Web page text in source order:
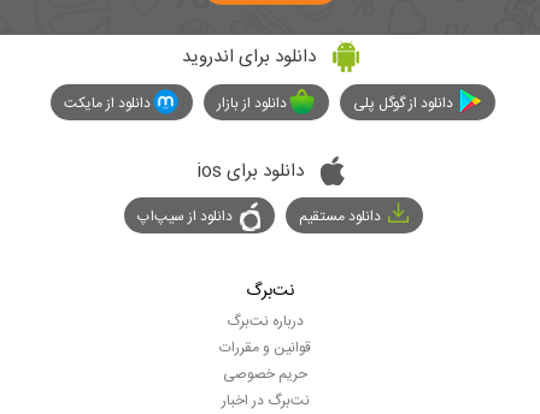
دانلود برای اندروید
دانلود از گوگل پلی دانلود از بازار دانلود از مایکت
دانلود برای ios
دانلود مستقیم دانلود از سیپ‌اپ
نت‌برگ
درباره نت‌برگ
قوانین و مقررات
حریم خصوصی
نت‌برگ در اخبار